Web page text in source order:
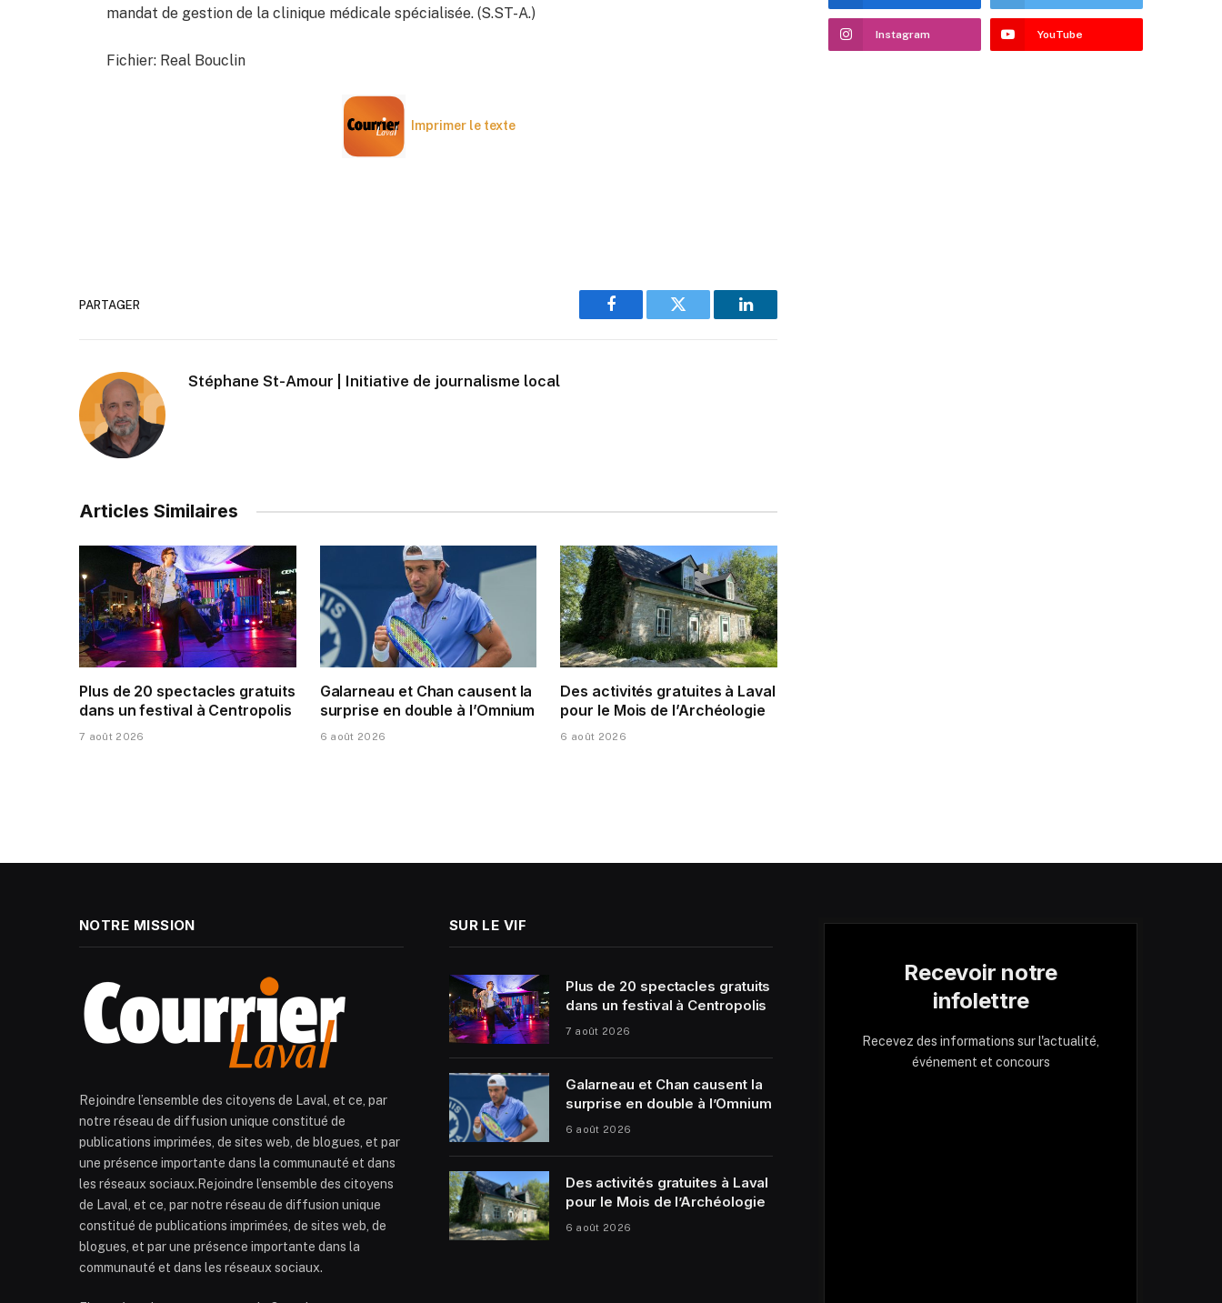
mandat de gestion de la clinique médicale spécialisée. (S.ST-A.)
Fichier: Real Bouclin
Imprimer le texte
PARTAGER
Facebook Twitter LinkedIn
Stéphane St-Amour | Initiative de journalisme local
Articles Similaires
Plus de 20 spectacles gratuits
dans un festival à Centropolis
7 août 2026
Galarneau et Chan causent la
surprise en double à l’Omnium
6 août 2026
Des activités gratuites à Laval
pour le Mois de l’Archéologie
6 août 2026
Instagram YouTube
NOTRE MISSION
Rejoindre l’ensemble des citoyens de Laval, et ce, par
notre réseau de diffusion unique constitué de
publications imprimées, de sites web, de blogues, et par
une présence importante dans la communauté et dans
les réseaux sociaux.Rejoindre l’ensemble des citoyens
de Laval, et ce, par notre réseau de diffusion unique
constitué de publications imprimées, de sites web, de
blogues, et par une présence importante dans la
communauté et dans les réseaux sociaux.
SUR LE VIF
Plus de 20 spectacles gratuits
dans un festival à Centropolis
7 août 2026
Galarneau et Chan causent la
surprise en double à l’Omnium
6 août 2026
Des activités gratuites à Laval
pour le Mois de l’Archéologie
6 août 2026
Recevoir notre
infolettre
Recevez des informations sur l'actualité,
événement et concours